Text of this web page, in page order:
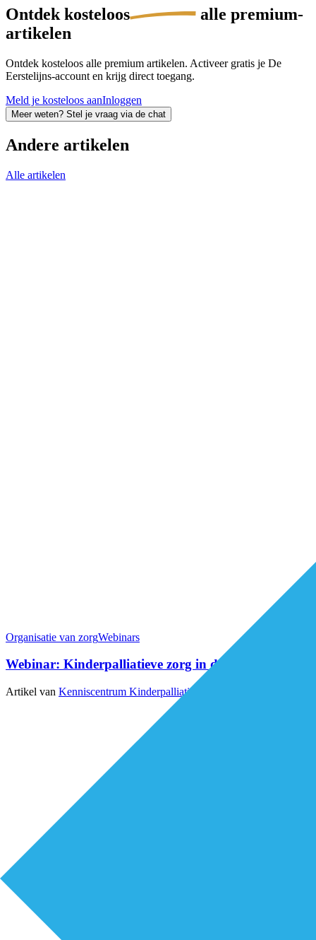
Ontdek kosteloos
alle premium-
artikelen
Ontdek kosteloos alle premium artikelen. Activeer gratis je De
Eerstelijns-account en krijg direct toegang.
Meld je kosteloos aanInloggen
Meer weten? Stel je vraag via de chat
Andere artikelen
Alle artikelen
Organisatie van zorgWebinars
Webinar: Kinderpalliatieve zorg in de thuissituatie
Artikel van Kenniscentrum Kinderpalliatieve Zorg